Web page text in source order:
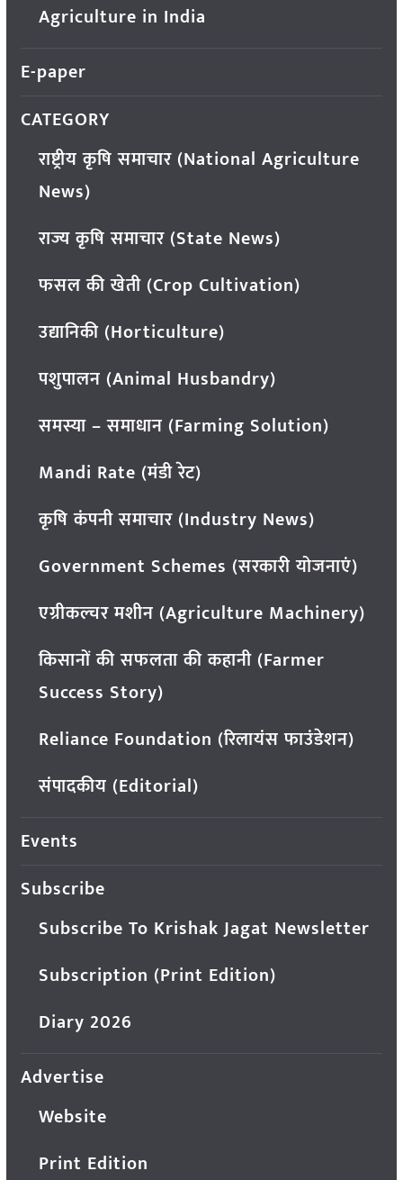
Agriculture in India
E-paper
CATEGORY
राष्ट्रीय कृषि समाचार (National Agriculture
News)
राज्य कृषि समाचार (State News)
फसल की खेती (Crop Cultivation)
उद्यानिकी (Horticulture)
पशुपालन (Animal Husbandry)
समस्या – समाधान (Farming Solution)
Mandi Rate (मंडी रेट)
कृषि कंपनी समाचार (Industry News)
Government Schemes (सरकारी योजनाएं)
एग्रीकल्चर मशीन (Agriculture Machinery)
किसानों की सफलता की कहानी (Farmer
Success Story)
Reliance Foundation (रिलायंस फाउंडेशन)
संपादकीय (Editorial)
Events
Subscribe
Subscribe To Krishak Jagat Newsletter
Subscription (Print Edition)
Diary 2026
Advertise
Website
Print Edition